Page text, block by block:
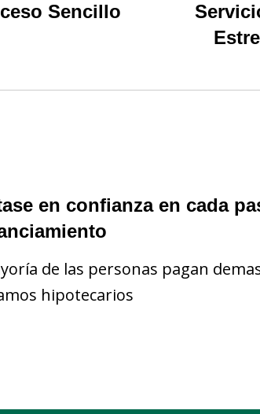
Sencillo
en confianza en cada
de las personas pagan
hipotecarios